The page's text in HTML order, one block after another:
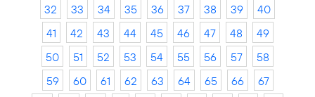
32
33 34 35 36 37 38 39
40
41
42 43 44 45 46 47 48
49
50
51 52 53 54 55 56 57
58
59
60 61 62 63 64 65 66
67